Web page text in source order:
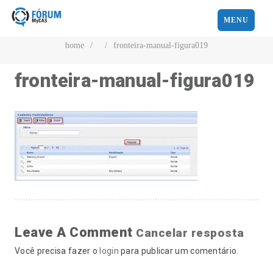
MENU
home / / fronteira-manual-figura019
fronteira-manual-figura019
Leave A Comment Cancelar resposta
Você precisa fazer o login para publicar um comentário.